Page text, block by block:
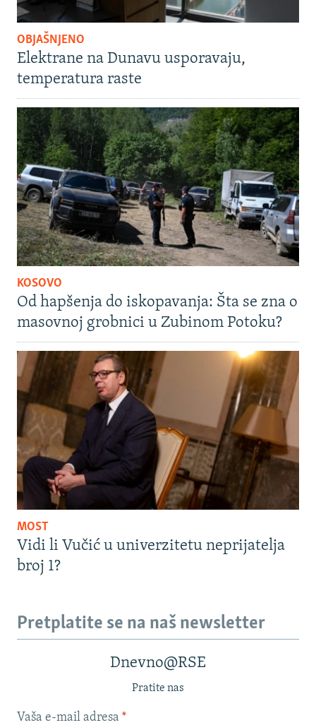
OBJAŠNJENO
Elektrane na Dunavu usporavaju,
temperatura raste
KOSOVO
Od hapšenja do iskopavanja: Šta se zna o
masovnoj grobnici u Zubinom Potoku?
MOST
Vidi li Vučić u univerzitetu neprijatelja
broj 1?
Pretplatite se na naš newsletter
Dnevno@RSE
Pratite nas
Vaša e-mail adresa *